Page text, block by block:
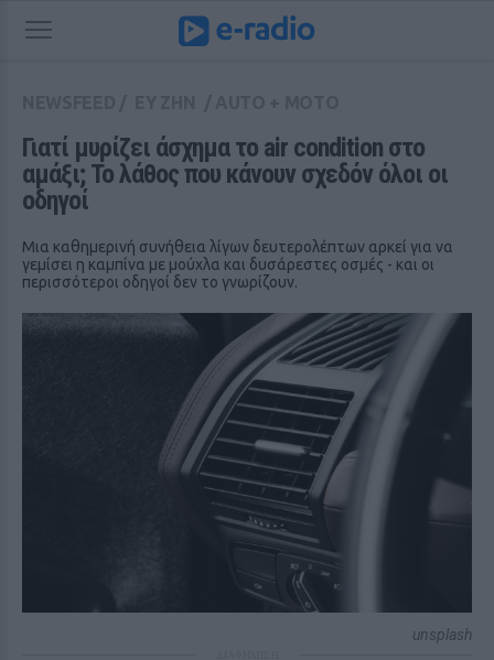
Γιατί μυρίζει άσχημα το air condition στο
αμάξι; Το λάθος που κάνουν σχεδόν όλοι οι
οδηγοί
Μια καθημερινή συνήθεια λίγων δευτερολέπτων αρκεί για να
γεμίσει η καμπίνα με μούχλα και δυσάρεστες οσμές - και οι
περισσότεροι οδηγοί δεν το γνωρίζουν.
unsplash